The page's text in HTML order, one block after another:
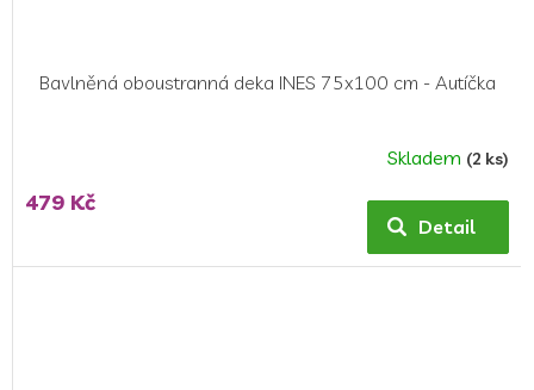
Bavlněná oboustranná deka INES 75x100 cm - Autíčka
Skladem (2 ks)
479 Kč
Detail